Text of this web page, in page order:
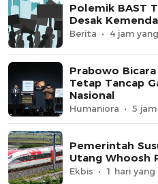
Polemik BAST
Desak
Berita 4 jam
Prabowo
Tetap Tancap
Nasional
Humaniora 5
Pemerintah
Utang Whoosh
Ekbis 1 hari